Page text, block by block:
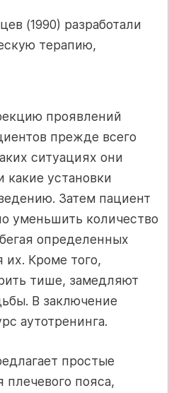
(1990) разработали
терапию,
проявлений
прежде всего
ситуациях они
какие установки
Затем пациент
уменьшить количество
определенных
Кроме того,
тише, замедляют
В заключение
аутотренинга.
простые
плечевого пояса,